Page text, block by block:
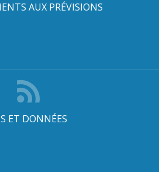
AUX PRÉVISIONS
ET DONNÉES